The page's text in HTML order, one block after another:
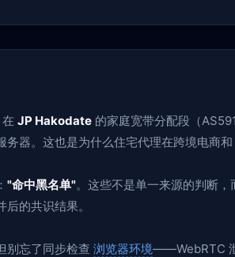
在 JP Hakodate 的家庭宽带分配段（
器。这也是为什么住宅代理在跨境电商和
"命中黑名单"。这些不是单一来源的判断
的共识结果。
别忘了同步检查 浏览器环境——WebRTC